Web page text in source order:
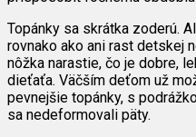
Topánky sa skrátka zoderú.
rovnako ako ani rast detskej
nôžka narastie, čo je dobre,
dieťaťa. Väčším deťom už
pevnejšie topánky, s
sa nedeformovali päty.